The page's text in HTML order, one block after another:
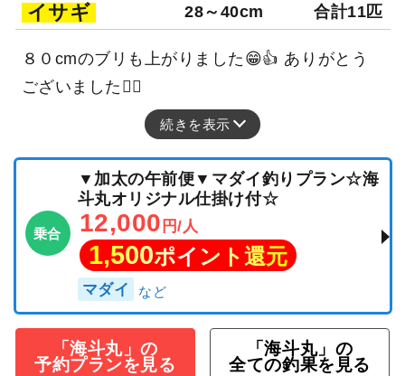
イサギ 28～40cm 合計11匹
８０cmのブリも上がりました😁👍 ありがとう
ございました🙂‍↕️
続きを表示
乗合
▼加太の午前便▼マダイ釣りプラン☆海
斗丸オリジナル仕掛け付☆
12,000 円/人
1,500ポイント還元
マダイ
「海斗丸」の
予約プランを見る
「海斗丸」の
全ての釣果を見る